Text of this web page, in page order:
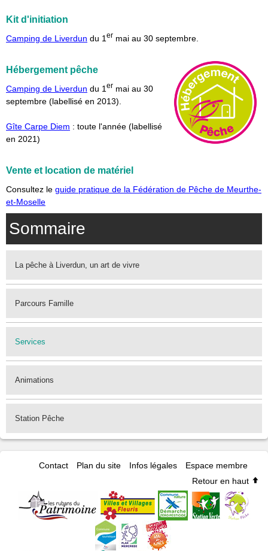
Kit d'initiation
Camping de Liverdun du 1 er mai au 30 septembre.
Hébergement pêche
Camping de Liverdun du 1 er mai au 30
septembre (labellisé en 2013).
Gîte Carpe Diem : toute l'année (labellisé
en 2021)
Vente et location de matériel
Consultez le guide pratique de la Fédération de Pêche de Meurthe-
et-Moselle
Sommaire
La pêche à Liverdun, un art de vivre
Parcours Famille
Services
Animations
Station Pêche
Contact Plan du site Infos légales
Espace membre
Retour en haut